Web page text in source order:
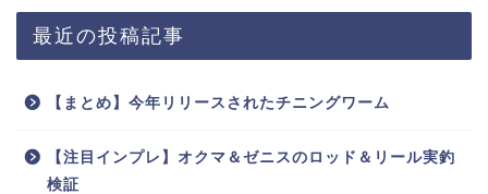
最近の投稿記事
【まとめ】今年リリースされたチニングワーム
【注目インプレ】オクマ＆ゼニスのロッド＆リール実釣
検証